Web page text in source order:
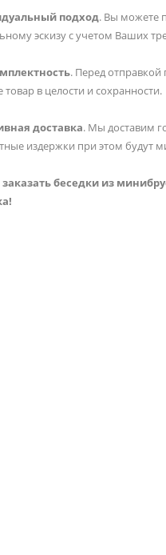
подход. Вы можете
эскизу с учетом Ваших
. Перед
товар в целости и сохранности.
доставка. Мы доставим
издержки при этом будут
беседки из